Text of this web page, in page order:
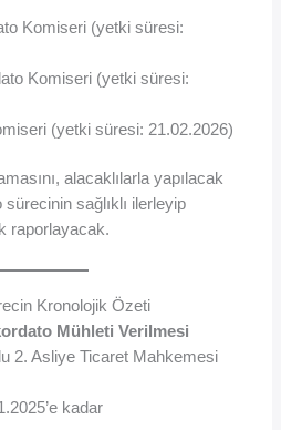
Komiseri (yetki süresi:
Komiseri (yetki süresi:
(yetki süresi: 21.02.2026)
alacaklılarla yapılacak
sağlıklı ilerleyip
raporlayacak.
Kronolojik Özeti
Mühleti Verilmesi
2. Asliye Ticaret Mahkemesi
kadar